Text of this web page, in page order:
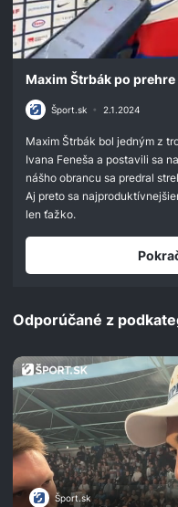
seconds
minutes,
19
seconds
Maxim Štrbák po prehre
Šport.sk • 2.1.2024
Maxim Štrbák bol jedným z
Ivana Feneša a postavili sa
nášho obrancu sa predral
Aj preto sa
len ťažko.
Odporúčané z
Šport.sk